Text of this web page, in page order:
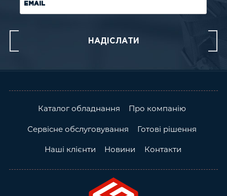
EMAIL
Каталог обладнання Про компанію
Сервісне обслуговування Готові рішення
Наші клієнти Новини Контакти